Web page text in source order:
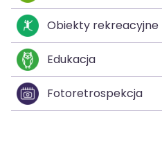
Obiekty rekreacyjne
Edukacja
Fotoretrospekcja